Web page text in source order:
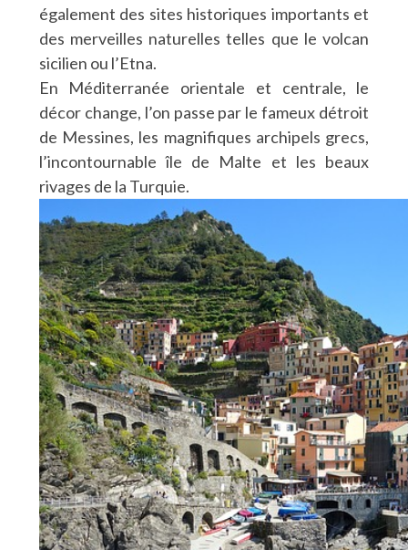
également des sites historiques importants et
des merveilles naturelles telles que le volcan
sicilien ou l’Etna.
En Méditerranée orientale et centrale, le
décor change, l’on passe par le fameux détroit
de Messines, les magnifiques archipels grecs,
l’incontournable île de Malte et les beaux
rivages de la Turquie.